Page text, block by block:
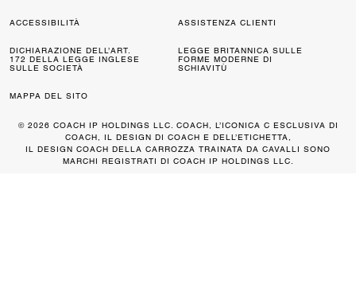
ACCESSIBILITÀ ASSISTENZA CLIENTI
DICHIARAZIONE DELL’ART.
172 DELLA LEGGE INGLESE
SULLE SOCIETÀ
LEGGE BRITANNICA SULLE
FORME MODERNE DI
SCHIAVITÙ
MAPPA DEL SITO
© 2026 COACH IP HOLDINGS LLC. COACH, L’ICONICA C ESCLUSIVA DI
COACH, IL DESIGN DI COACH E DELL’ETICHETTA,
IL DESIGN COACH DELLA CARROZZA TRAINATA DA CAVALLI SONO
MARCHI REGISTRATI DI COACH IP HOLDINGS LLC.